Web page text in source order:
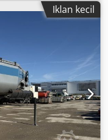
Iklan kecil